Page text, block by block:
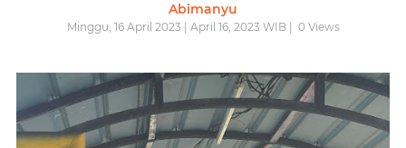
Abimanyu
Minggu, 16 April 2023 | April 16, 2023 WIB | 0Views